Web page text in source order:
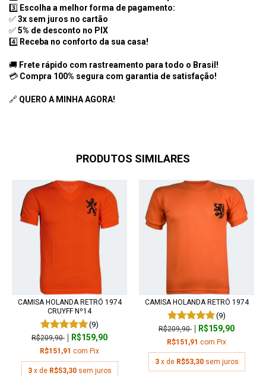
3️⃣ Escolha a melhor forma de pagamento:
✅3x sem juros no cartão
✅5% de desconto no PIX
4️⃣ Receba no conforto da sua casa!
🚚 Frete rápido com rastreamento para todo o Brasil!
💳 Compra 100% segura com garantia de satisfação!
🔗 QUERO A MINHA AGORA!
PRODUTOS SIMILARES
CAMISA HOLANDA RETRÔ 1974
CRUYFF Nº14
(9)
R$209,90 R$159,90
R$151,91 com Pix
3 x de R$53,30 sem juros
CAMISA HOLANDA RETRÔ 1974
(9)
R$209,90 R$159,90
R$151,91 com Pix
3 x de R$53,30 sem juros